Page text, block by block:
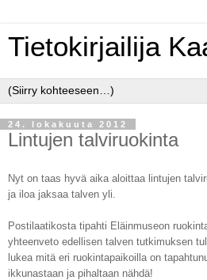
Tietokirjailija
24. lokakuuta 2012
Lintujen talviruokinta
Nyt on taas hyvä aika aloittaa lintujen
ja iloa jaksaa talven yli.
Postilaatikosta tipahti Eläinmuseon
yhteenveto edellisen talven tutkimuksen
lukea mitä eri ruokintapaikoilla on
ikkunastaan ja pihaltaan nähdä!